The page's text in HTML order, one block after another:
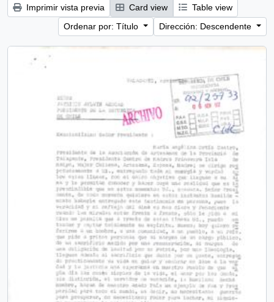
Imprimir vista previa Card view
Table view
Ordenar por: Título
Dirección: Descendente